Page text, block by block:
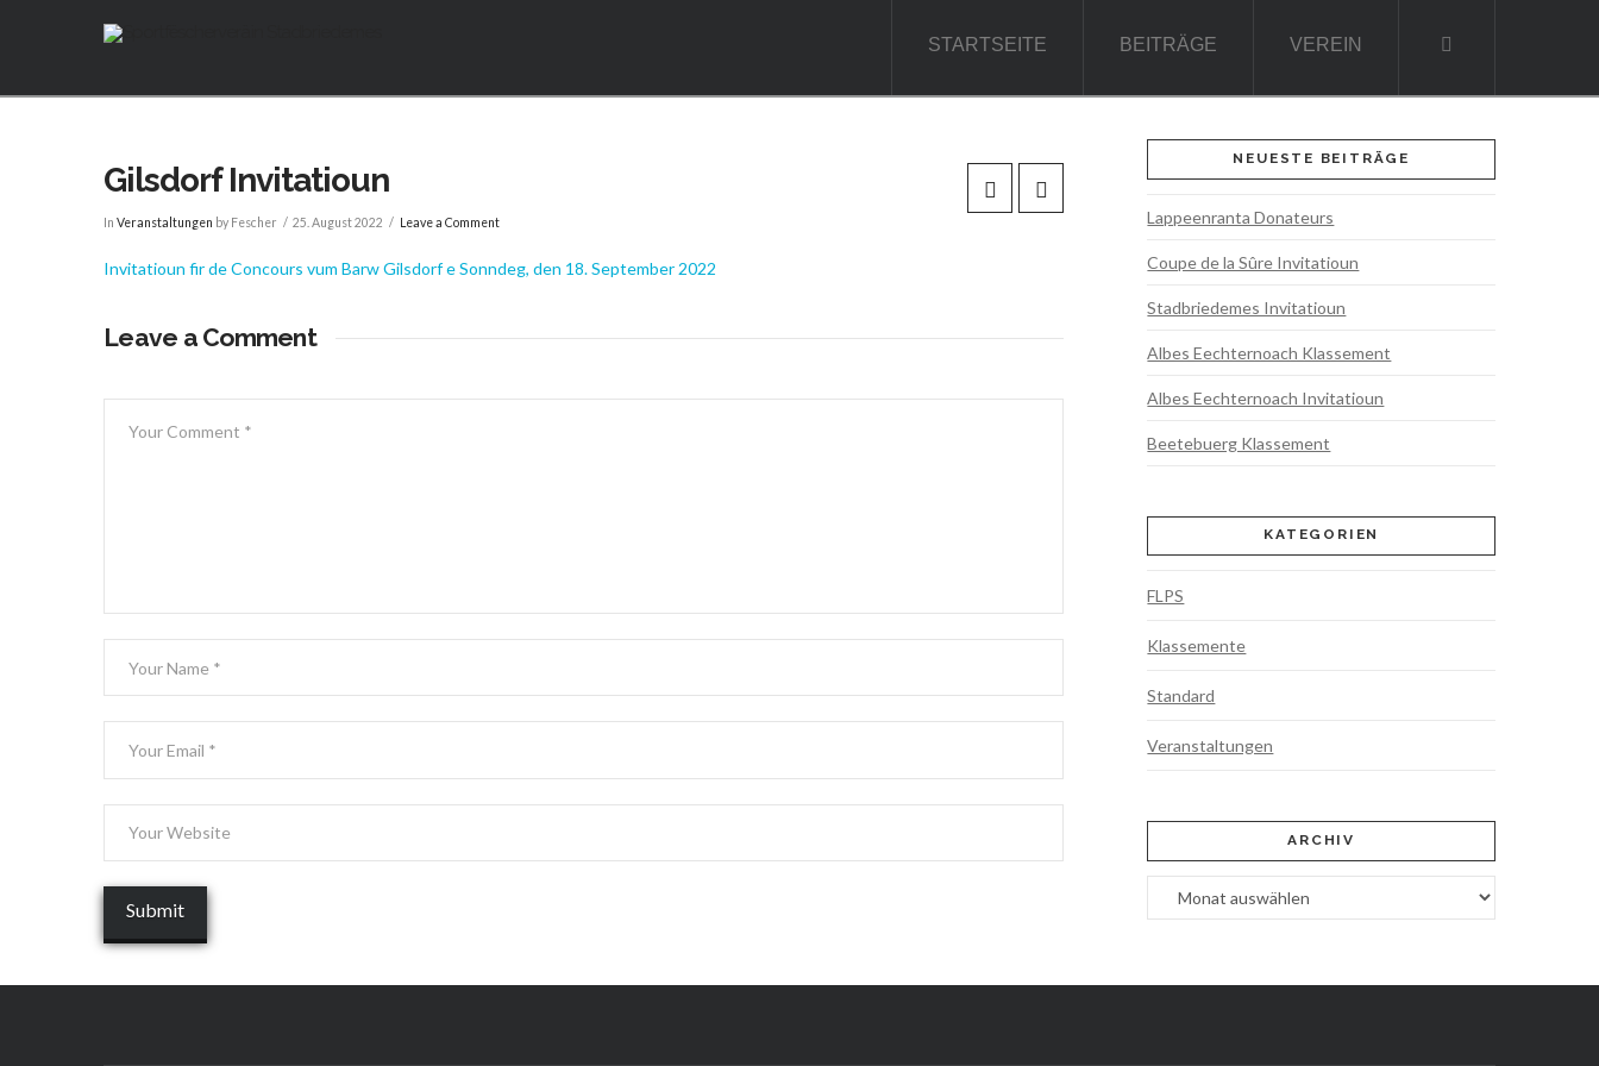
STARTSEITE BEITRÄGE VEREIN
Gilsdorf Invitatioun
In Veranstaltungen by Fescher 25. August 2022 Leave a Comment
Invitatioun fir de Concours vum Barw Gilsdorf e Sonndeg, den 18. September 2022
Leave a Comment
NEUESTE BEITRÄGE
Lappeenranta Donateurs
Coupe de la Sûre Invitatioun
Stadbriedemes Invitatioun
Albes Eechternoach Klassement
Albes Eechternoach Invitatioun
Beetebuerg Klassement
KATEGORIEN
FLPS
Klassemente
Standard
Veranstaltungen
ARCHIV
Archiv